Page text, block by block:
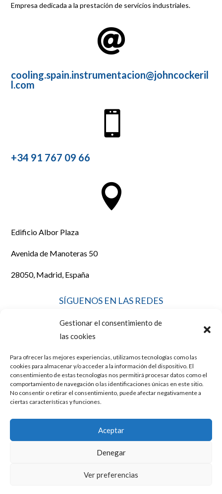
Gestionar el consentimiento de
las cookies
Para ofrecer las mejores experiencias, utilizamos tecnologías como las
cookies para almacenar y/o acceder a la información del dispositivo. El
consentimiento de estas tecnologías nos permitirá procesar datos como el
comportamiento de navegación o las identificaciones únicas en este sitio.
No consentir o retirar el consentimiento, puede afectar negativamente a
ciertas características y funciones.
Aceptar
Denegar
Ver preferencias
Empresa dedicada a la prestación de servicios industriales.

cooling.spain.instrumentacion@johncockeril
l.com

+34 91 767 09 66

Edificio Albor Plaza
Avenida de Manoteras 50
28050, Madrid, España
SÍGUENOS EN LAS REDES
LEGAL
AVISO LEGAL
POLÍTICA DE PRIVACIDAD
Diseño y posicionamiento web por